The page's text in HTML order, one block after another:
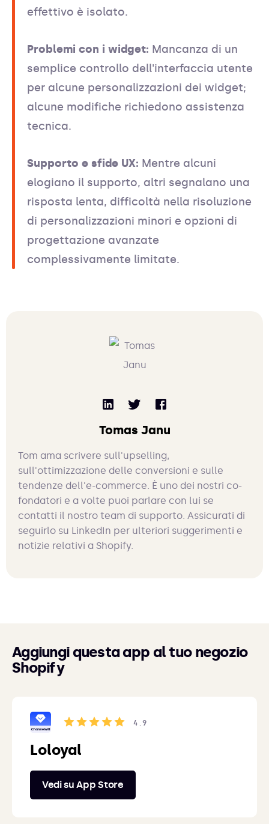
effettivo è isolato.
Problemi con i widget: Mancanza di un
semplice controllo dell'interfaccia utente
per alcune personalizzazioni dei widget;
alcune modifiche richiedono assistenza
tecnica.
Supporto e sfide UX: Mentre alcuni
elogiano il supporto, altri segnalano una
risposta lenta, difficoltà nella risoluzione
di personalizzazioni minori e opzioni di
progettazione avanzate
complessivamente limitate.
Tomas Janu
Tom ama scrivere sull'upselling,
sull'ottimizzazione delle conversioni e sulle
tendenze dell'e-commerce. È uno dei nostri co-
fondatori e a volte puoi parlare con lui se
contatti il nostro team di supporto. Assicurati di
seguirlo su LinkedIn per ulteriori suggerimenti e
notizie relativi a Shopify.
Aggiungi questa app al tuo negozio
Shopify
4.9
Loloyal
Vedi su App Store